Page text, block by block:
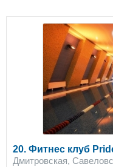
20. Фитнес клуб
Дмитровская,